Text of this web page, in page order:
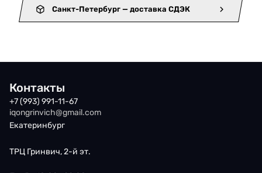
Санкт-Петербург — доставка СДЭК
Контакты
+7 (993) 991-11-67
iqongrinvich@gmail.com
Екатеринбург
ТРЦ Гринвич, 2-й эт.